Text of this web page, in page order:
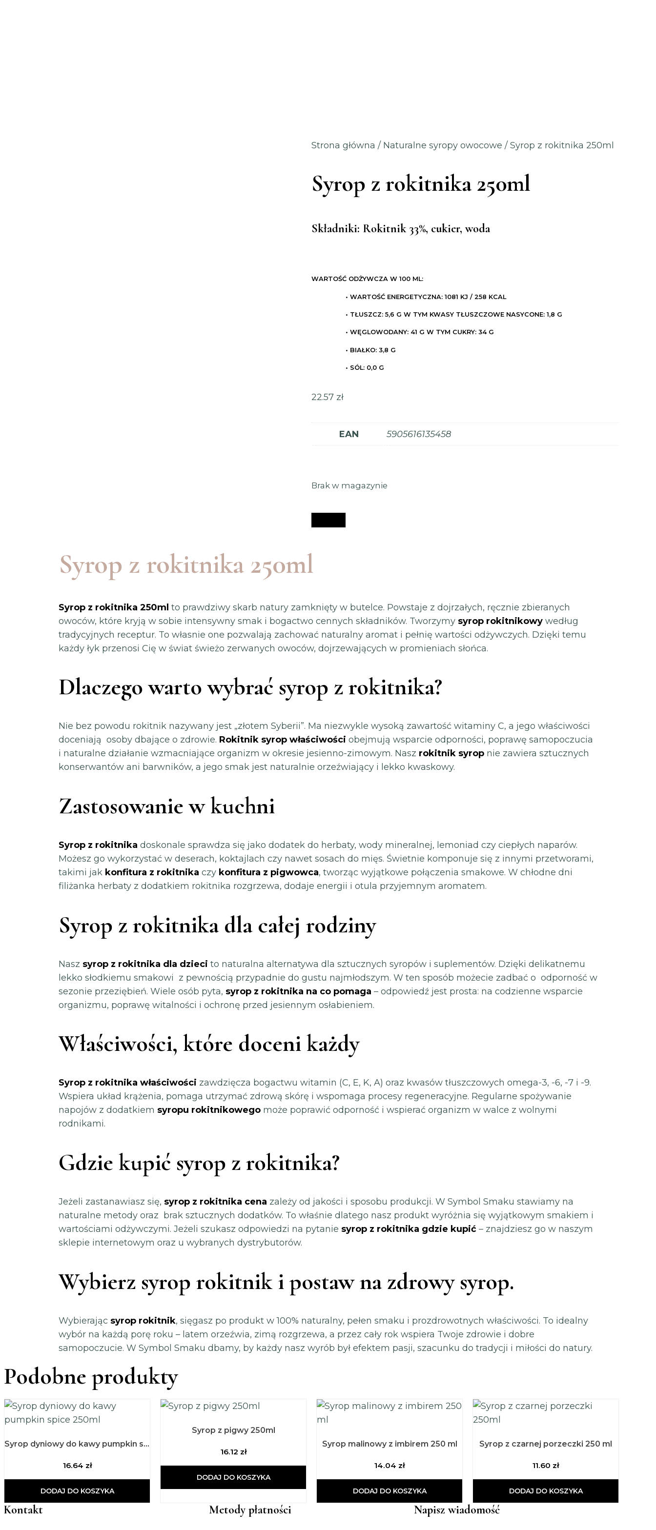
Strona główna / Naturalne syropy owocowe / Syrop z rokitnika 250ml
Syrop z rokitnika 250ml
Składniki: Rokitnik 33%, cukier, woda
WARTOŚĆ ODŻYWCZA W 100 ML:
• WARTOŚĆ ENERGETYCZNA: 1081 KJ / 258 KCAL
• TŁUSZCZ: 5,6 G W TYM KWASY TŁUSZCZOWE NASYCONE: 1,8 G
• WĘGLOWODANY: 41 G W TYM CUKRY: 34 G
• BIAŁKO: 3,8 G
• SÓL: 0,0 G
22.57 zł
EAN 5905616135458
Brak w magazynie
Syrop z rokitnika 250ml
Syrop z rokitnika 250ml to prawdziwy skarb natury zamknięty w butelce. Powstaje z dojrzałych, ręcznie zbieranych
owoców, które kryją w sobie intensywny smak i bogactwo cennych składników. Tworzymy syrop rokitnikowy według
tradycyjnych receptur. To własnie one pozwalają zachować naturalny aromat i pełnię wartości odżywczych. Dzięki temu
każdy łyk przenosi Cię w świat świeżo zerwanych owoców, dojrzewających w promieniach słońca.
Dlaczego warto wybrać syrop z rokitnika?
Nie bez powodu rokitnik nazywany jest „złotem Syberii”. Ma niezwykle wysoką zawartość witaminy C, a jego właściwości
doceniają osoby dbające o zdrowie. Rokitnik syrop właściwości obejmują wsparcie odporności, poprawę samopoczucia
i naturalne działanie wzmacniające organizm w okresie jesienno-zimowym. Nasz rokitnik syrop nie zawiera sztucznych
konserwantów ani barwników, a jego smak jest naturalnie orzeźwiający i lekko kwaskowy.
Zastosowanie w kuchni
Syrop z rokitnika doskonale sprawdza się jako dodatek do herbaty, wody mineralnej, lemoniad czy ciepłych naparów.
Możesz go wykorzystać w deserach, koktajlach czy nawet sosach do mięs. Świetnie komponuje się z innymi przetworami,
takimi jak konfitura z rokitnika czy konfitura z pigwowca, tworząc wyjątkowe połączenia smakowe. W chłodne dni
filiżanka herbaty z dodatkiem rokitnika rozgrzewa, dodaje energii i otula przyjemnym aromatem.
Syrop z rokitnika dla całej rodziny
Nasz syrop z rokitnika dla dzieci to naturalna alternatywa dla sztucznych syropów i suplementów. Dzięki delikatnemu
lekko słodkiemu smakowi z pewnością przypadnie do gustu najmłodszym. W ten sposób możecie zadbać o odporność w
sezonie przeziębień. Wiele osób pyta, syrop z rokitnika na co pomaga – odpowiedź jest prosta: na codzienne wsparcie
organizmu, poprawę witalności i ochronę przed jesiennym osłabieniem.
Właściwości, które doceni każdy
Syrop z rokitnika właściwości zawdzięcza bogactwu witamin (C, E, K, A) oraz kwasów tłuszczowych omega-3, -6, -7 i -9.
Wspiera układ krążenia, pomaga utrzymać zdrową skórę i wspomaga procesy regeneracyjne. Regularne spożywanie
napojów z dodatkiem syropu rokitnikowego może poprawić odporność i wspierać organizm w walce z wolnymi
rodnikami.
Gdzie kupić syrop z rokitnika?
Jeżeli zastanawiasz się, syrop z rokitnika cena zależy od jakości i sposobu produkcji. W Symbol Smaku stawiamy na
naturalne metody oraz brak sztucznych dodatków. To właśnie dlatego nasz produkt wyróżnia się wyjątkowym smakiem i
wartościami odżywczymi. Jeżeli szukasz odpowiedzi na pytanie syrop z rokitnika gdzie kupić – znajdziesz go w naszym
sklepie internetowym oraz u wybranych dystrybutorów.
Wybierz syrop rokitnik i postaw na zdrowy syrop.
Wybierając syrop rokitnik, sięgasz po produkt w 100% naturalny, pełen smaku i prozdrowotnych właściwości. To idealny
wybór na każdą porę roku – latem orzeźwia, zimą rozgrzewa, a przez cały rok wspiera Twoje zdrowie i dobre
samopoczucie. W Symbol Smaku dbamy, by każdy nasz wyrób był efektem pasji, szacunku do tradycji i miłości do natury.
Podobne produkty
Syrop dyniowy do kawy pumpkin spice 250ml
16.64 zł
DODAJ DO KOSZYKA
Syrop z pigwy 250ml
16.12 zł
DODAJ DO KOSZYKA
Syrop malinowy z imbirem 250 ml
14.04 zł
DODAJ DO KOSZYKA
Syrop z czarnej porzeczki 250 ml
11.60 zł
DODAJ DO KOSZYKA
Kontakt Metody płatności Napisz wiadomość